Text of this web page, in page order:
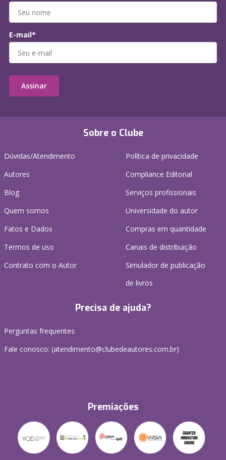
Sobre o Clube
Dúvidas/Atendimento
Autores
Blog
Quem somos
Fatos e Dados
Termos de uso
Contrato com o Autor
Política de privacidade
Compliance Editorial
Serviços profissionais
Universidade do autor
Compras em quantidade
Canais de distribuição
Simulador de publicação
de livros
Precisa de ajuda?
Perguntas frequentes
Fale conosco: (atendimento@clubedeautores.com.br)
Premiações
E-mail*
Assinar